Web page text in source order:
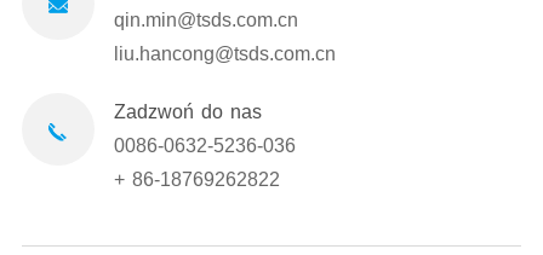
qin.min@tsds.com.cn
liu.hancong@tsds.com.cn
Zadzwoń do nas
0086-0632-5236-036
+ 86-18769262822